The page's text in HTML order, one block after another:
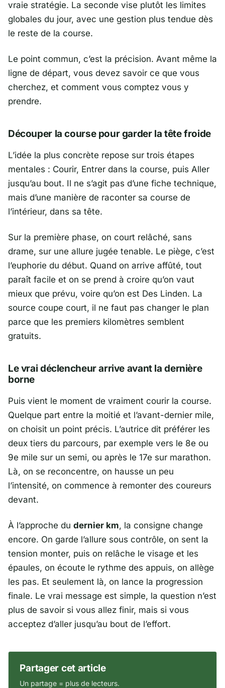
vraie stratégie. La seconde vise plutôt les limites
globales du jour, avec une gestion plus tendue dès
le reste de la course.
Le point commun, c’est la précision. Avant même la
ligne de départ, vous devez savoir ce que vous
cherchez, et comment vous comptez vous y
prendre.
Découper la course pour garder la tête froide
L’idée la plus concrète repose sur trois étapes
mentales : Courir, Entrer dans la course, puis Aller
jusqu’au bout. Il ne s’agit pas d’une fiche technique,
mais d’une manière de raconter sa course de
l’intérieur, dans sa tête.
Sur la première phase, on court relâché, sans
drame, sur une allure jugée tenable. Le piège, c’est
l’euphorie du début. Quand on arrive affûté, tout
paraît facile et on se prend à croire qu’on vaut
mieux que prévu, voire qu’on est Des Linden. La
source coupe court, il ne faut pas changer le plan
parce que les premiers kilomètres semblent
gratuits.
Le vrai déclencheur arrive avant la dernière
borne
Puis vient le moment de vraiment courir la course.
Quelque part entre la moitié et l’avant-dernier mile,
on choisit un point précis. L’autrice dit préférer les
deux tiers du parcours, par exemple vers le 8e ou
9e mile sur un semi, ou après le 17e sur marathon.
Là, on se reconcentre, on hausse un peu
l’intensité, on commence à remonter des coureurs
devant.
À l’approche du dernier km, la consigne change
encore. On garde l’allure sous contrôle, on sent la
tension monter, puis on relâche le visage et les
épaules, on écoute le rythme des appuis, on allège
les pas. Et seulement là, on lance la progression
finale. Le vrai message est simple, la question n’est
plus de savoir si vous allez finir, mais si vous
acceptez d’aller jusqu’au bout de l’effort.
Partager cet article
Un partage = plus de lecteurs.